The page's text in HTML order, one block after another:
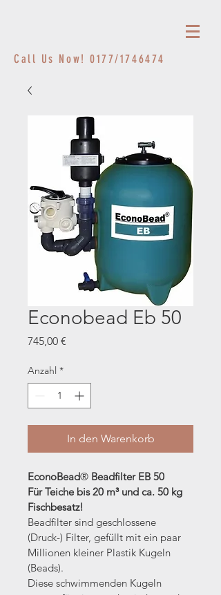
Call Us Now! 0177/1746474
Econobead Eb 50
745,00 €
Anzahl *
In den Warenkorb
EconoBead® Beadfilter EB 50
Für Teiche bis 20 m³ und ca. 50 kg
Fischbesatz!
Beadfilter sind geschlossene
(Druck-) Filter, gefüllt mit ein paar
Millionen kleiner Plastik Kugeln
(Beads).
Diese schwimmenden Kugeln